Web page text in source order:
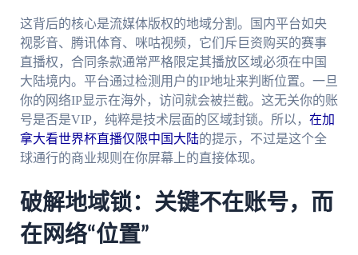
这背后的核心是流媒体版权的地域分割。国内平台如央
视影音、腾讯体育、咪咕视频，它们斥巨资购买的赛事
直播权，合同条款通常严格限定其播放区域必须在中国
大陆境内。平台通过检测用户的IP地址来判断位置。一旦
你的网络IP显示在海外，访问就会被拦截。这无关你的账
号是否是VIP，纯粹是技术层面的区域封锁。所以， 在加
拿大看世界杯直播仅限中国大陆的提示，不过是这个全
球通行的商业规则在你屏幕上的直接体现。
破解地域锁：关键不在账号，而
在网络“位置”